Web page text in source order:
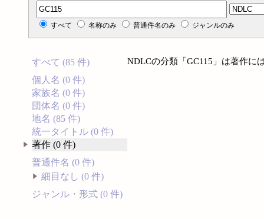
分類記号検索
すべて 名称のみ 普通件名のみ ジャンルのみ
すべて (85 件)
個人名 (0 件)
家族名 (0 件)
団体名 (0 件)
地名 (85 件)
統一タイトル (0 件)
著作 (0 件)
普通件名 (0 件)
細目なし (0 件)
ジャンル・形式 (0 件)
NDLCの分類「GC115」は著作に